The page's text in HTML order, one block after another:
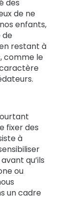
des
de ne
enfants,
de
restant à
comme le
fixer des
à
qu’ils
ou
un cadre